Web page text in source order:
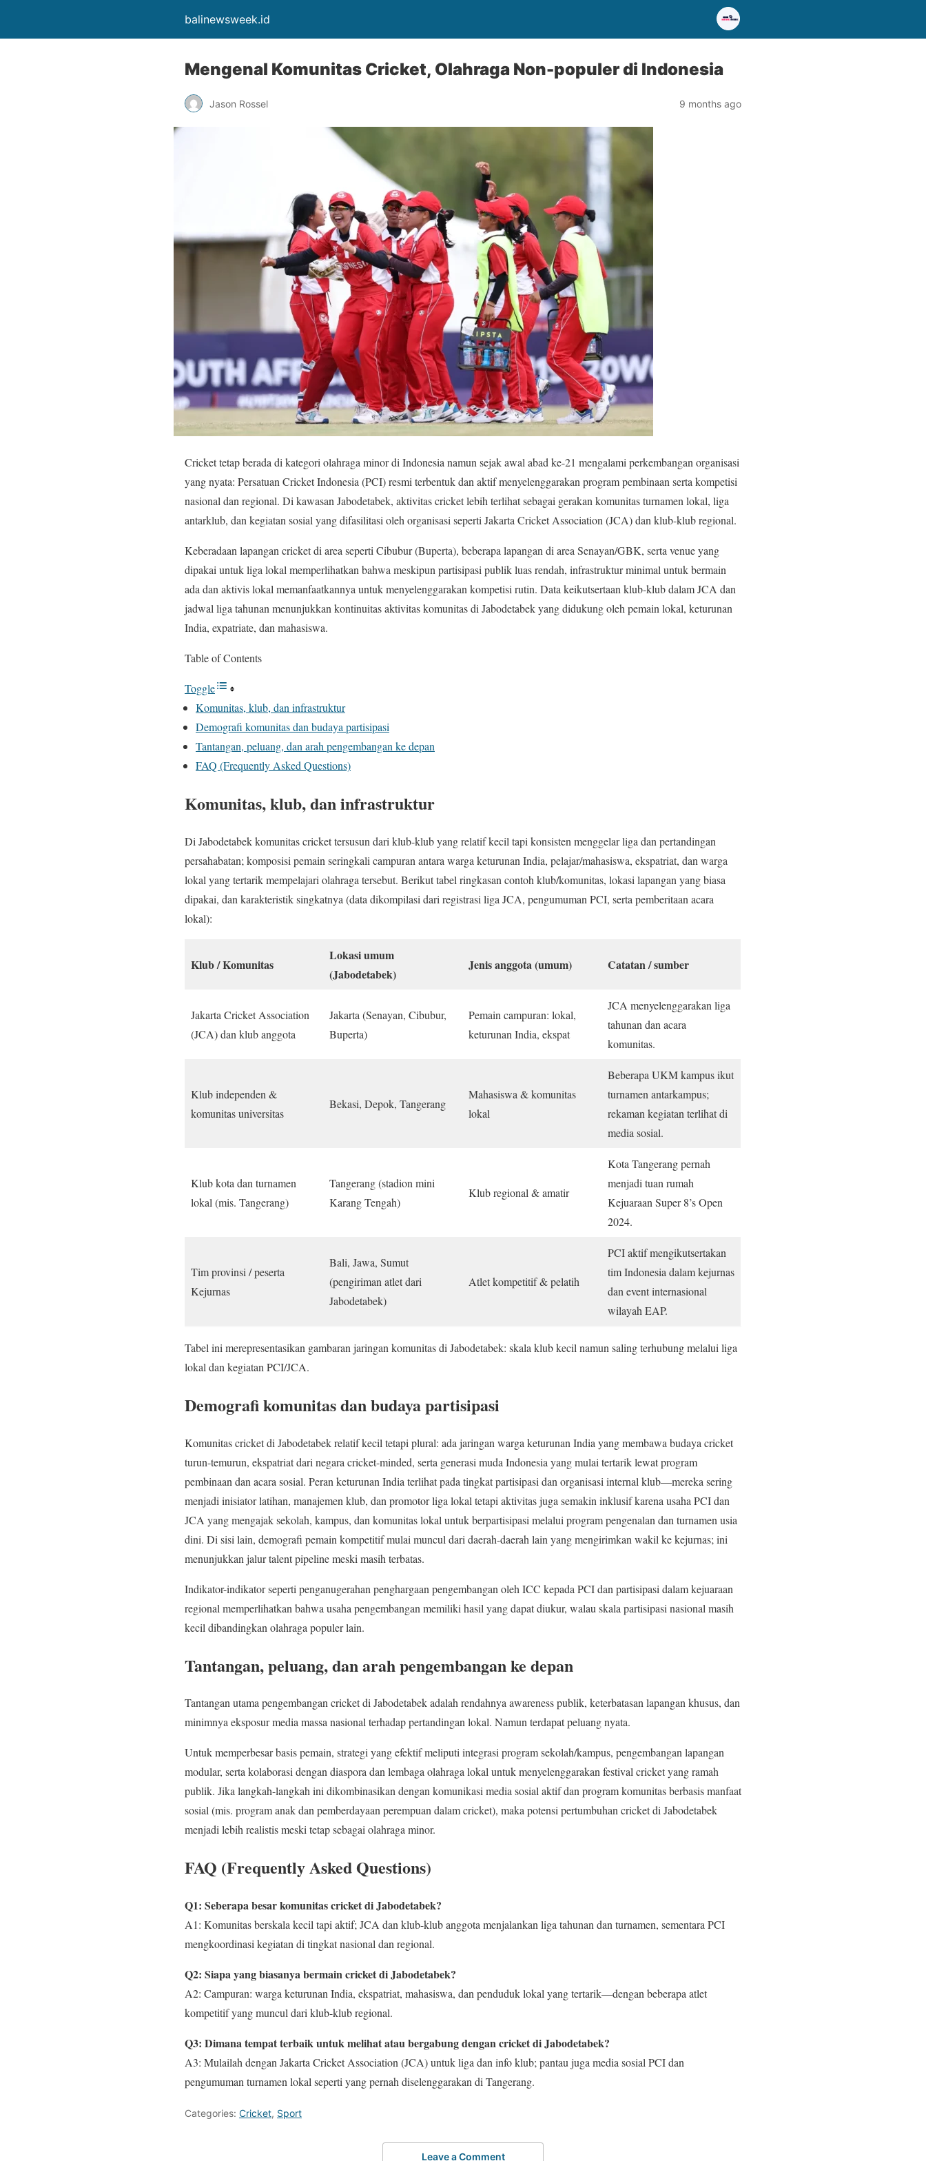
balinewsweek.id
Mengenal Komunitas Cricket, Olahraga Non-populer di Indonesia
Jason Rossel 9 months ago
Cricket tetap berada di kategori olahraga minor di Indonesia namun sejak awal abad ke-21 mengalami perkembangan organisasi
yang nyata: Persatuan Cricket Indonesia (PCI) resmi terbentuk dan aktif menyelenggarakan program pembinaan serta kompetisi
nasional dan regional. Di kawasan Jabodetabek, aktivitas cricket lebih terlihat sebagai gerakan komunitas turnamen lokal, liga
antarklub, dan kegiatan sosial yang difasilitasi oleh organisasi seperti Jakarta Cricket Association (JCA) dan klub-klub regional.
Keberadaan lapangan cricket di area seperti Cibubur (Buperta), beberapa lapangan di area Senayan/GBK, serta venue yang
dipakai untuk liga lokal memperlihatkan bahwa meskipun partisipasi publik luas rendah, infrastruktur minimal untuk bermain
ada dan aktivis lokal memanfaatkannya untuk menyelenggarakan kompetisi rutin. Data keikutsertaan klub-klub dalam JCA dan
jadwal liga tahunan menunjukkan kontinuitas aktivitas komunitas di Jabodetabek yang didukung oleh pemain lokal, keturunan
India, expatriate, dan mahasiswa.
Table of Contents
Toggle
Komunitas, klub, dan infrastruktur
Demografi komunitas dan budaya partisipasi
Tantangan, peluang, dan arah pengembangan ke depan
FAQ (Frequently Asked Questions)
Komunitas, klub, dan infrastruktur
Di Jabodetabek komunitas cricket tersusun dari klub-klub yang relatif kecil tapi konsisten menggelar liga dan pertandingan
persahabatan; komposisi pemain seringkali campuran antara warga keturunan India, pelajar/mahasiswa, ekspatriat, dan warga
lokal yang tertarik mempelajari olahraga tersebut. Berikut tabel ringkasan contoh klub/komunitas, lokasi lapangan yang biasa
dipakai, dan karakteristik singkatnya (data dikompilasi dari registrasi liga JCA, pengumuman PCI, serta pemberitaan acara
lokal):
Klub / Komunitas
Lokasi umum
(Jabodetabek)
Jenis anggota (umum) Catatan / sumber
Jakarta Cricket Association
(JCA) dan klub anggota
Jakarta (Senayan, Cibubur,
Buperta)
Pemain campuran: lokal,
keturunan India, ekspat
JCA menyelenggarakan liga
tahunan dan acara
komunitas.
Klub independen &
komunitas universitas
Bekasi, Depok, Tangerang
Mahasiswa & komunitas
lokal
Beberapa UKM kampus ikut
turnamen antarkampus;
rekaman kegiatan terlihat di
media sosial.
Klub kota dan turnamen
lokal (mis. Tangerang)
Tangerang (stadion mini
Karang Tengah)
Klub regional & amatir
Kota Tangerang pernah
menjadi tuan rumah
Kejuaraan Super 8’s Open
2024.
Tim provinsi / peserta
Kejurnas
Bali, Jawa, Sumut
(pengiriman atlet dari
Jabodetabek)
Atlet kompetitif & pelatih
PCI aktif mengikutsertakan
tim Indonesia dalam kejurnas
dan event internasional
wilayah EAP.
Tabel ini merepresentasikan gambaran jaringan komunitas di Jabodetabek: skala klub kecil namun saling terhubung melalui liga
lokal dan kegiatan PCI/JCA.
Demografi komunitas dan budaya partisipasi
Komunitas cricket di Jabodetabek relatif kecil tetapi plural: ada jaringan warga keturunan India yang membawa budaya cricket
turun-temurun, ekspatriat dari negara cricket-minded, serta generasi muda Indonesia yang mulai tertarik lewat program
pembinaan dan acara sosial. Peran keturunan India terlihat pada tingkat partisipasi dan organisasi internal klub—mereka sering
menjadi inisiator latihan, manajemen klub, dan promotor liga lokal tetapi aktivitas juga semakin inklusif karena usaha PCI dan
JCA yang mengajak sekolah, kampus, dan komunitas lokal untuk berpartisipasi melalui program pengenalan dan turnamen usia
dini. Di sisi lain, demografi pemain kompetitif mulai muncul dari daerah-daerah lain yang mengirimkan wakil ke kejurnas; ini
menunjukkan jalur talent pipeline meski masih terbatas.
Indikator-indikator seperti penganugerahan penghargaan pengembangan oleh ICC kepada PCI dan partisipasi dalam kejuaraan
regional memperlihatkan bahwa usaha pengembangan memiliki hasil yang dapat diukur, walau skala partisipasi nasional masih
kecil dibandingkan olahraga populer lain.
Tantangan, peluang, dan arah pengembangan ke depan
Tantangan utama pengembangan cricket di Jabodetabek adalah rendahnya awareness publik, keterbatasan lapangan khusus, dan
minimnya eksposur media massa nasional terhadap pertandingan lokal. Namun terdapat peluang nyata.
Untuk memperbesar basis pemain, strategi yang efektif meliputi integrasi program sekolah/kampus, pengembangan lapangan
modular, serta kolaborasi dengan diaspora dan lembaga olahraga lokal untuk menyelenggarakan festival cricket yang ramah
publik. Jika langkah-langkah ini dikombinasikan dengan komunikasi media sosial aktif dan program komunitas berbasis manfaat
sosial (mis. program anak dan pemberdayaan perempuan dalam cricket), maka potensi pertumbuhan cricket di Jabodetabek
menjadi lebih realistis meski tetap sebagai olahraga minor.
FAQ (Frequently Asked Questions)
Q1: Seberapa besar komunitas cricket di Jabodetabek?
A1: Komunitas berskala kecil tapi aktif; JCA dan klub-klub anggota menjalankan liga tahunan dan turnamen, sementara PCI
mengkoordinasi kegiatan di tingkat nasional dan regional.
Q2: Siapa yang biasanya bermain cricket di Jabodetabek?
A2: Campuran: warga keturunan India, ekspatriat, mahasiswa, dan penduduk lokal yang tertarik—dengan beberapa atlet
kompetitif yang muncul dari klub-klub regional.
Q3: Dimana tempat terbaik untuk melihat atau bergabung dengan cricket di Jabodetabek?
A3: Mulailah dengan Jakarta Cricket Association (JCA) untuk liga dan info klub; pantau juga media sosial PCI dan
pengumuman turnamen lokal seperti yang pernah diselenggarakan di Tangerang.
Categories: Cricket, Sport
Leave a Comment